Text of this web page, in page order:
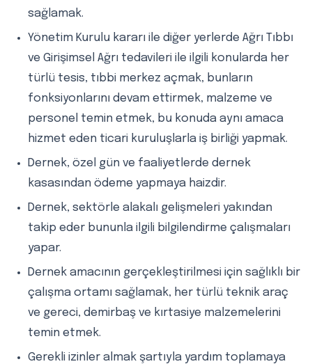
sağlamak.
Yönetim Kurulu kararı ile diğer yerlerde Ağrı Tıbbı
ve Girişimsel Ağrı tedavileri ile ilgili konularda her
türlü tesis, tıbbi merkez açmak, bunların
fonksiyonlarını devam ettirmek, malzeme ve
personel temin etmek, bu konuda aynı amaca
hizmet eden ticari kuruluşlarla iş birliği yapmak.
Dernek, özel gün ve faaliyetlerde dernek
kasasından ödeme yapmaya haizdir.
Dernek, sektörle alakalı gelişmeleri yakından
takip eder bununla ilgili bilgilendirme çalışmaları
yapar.
Dernek amacının gerçekleştirilmesi için sağlıklı bir
çalışma ortamı sağlamak, her türlü teknik araç
ve gereci, demirbaş ve kırtasiye malzemelerini
temin etmek.
Gerekli izinler almak şartıyla yardım toplamaya